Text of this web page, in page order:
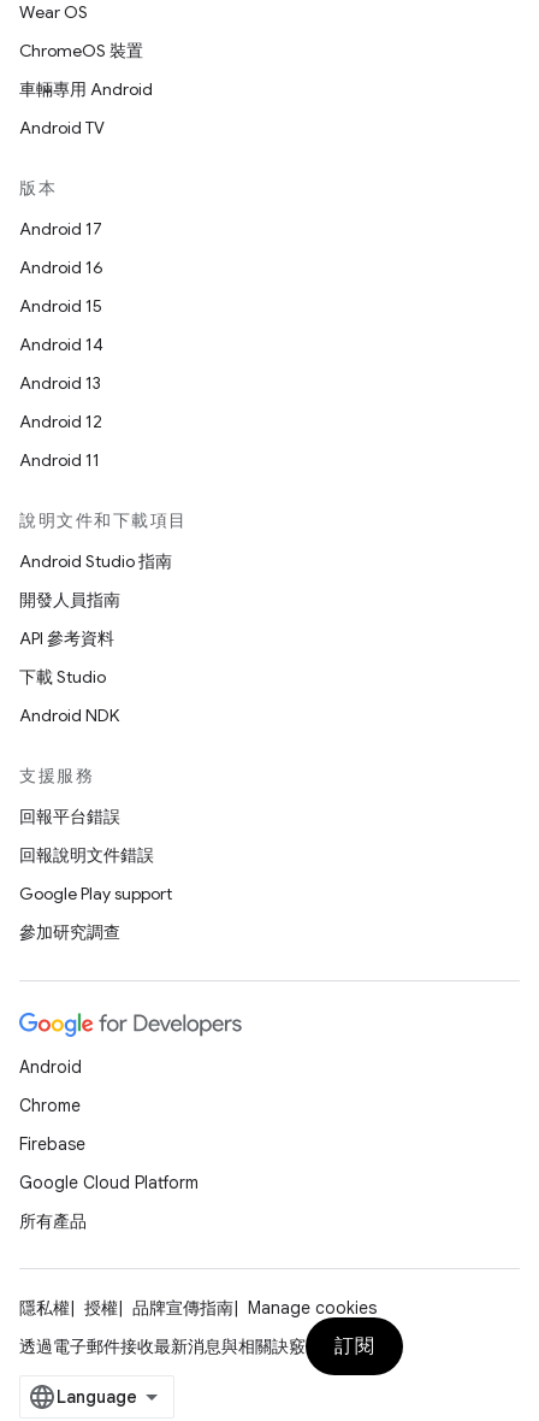
Wear OS
ChromeOS 裝置
車輛專用 Android
Android TV
版本
Android 17
Android 16
Android 15
Android 14
Android 13
Android 12
Android 11
說明文件和下載項目
Android Studio 指南
開發人員指南
API 參考資料
下載 Studio
Android NDK
支援服務
回報平台錯誤
回報說明文件錯誤
Google Play support
參加研究調查
Android
Chrome
Firebase
Google Cloud Platform
所有產品
隱私權 授權 品牌宣傳指南
Manage cookies
透過電子郵件接收最新消息與相關訣竅
訂閱